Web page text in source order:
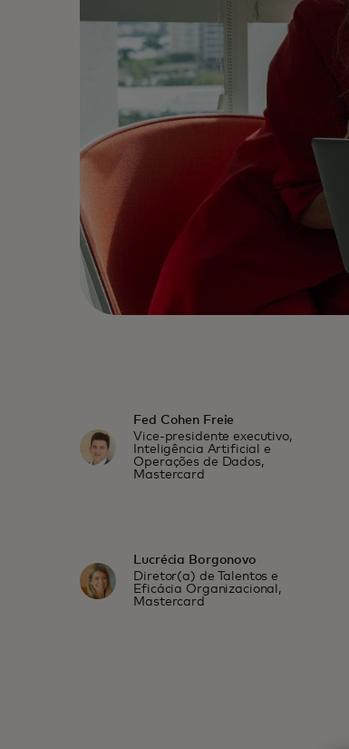
Fed Cohen Freie
Vice-presidente executivo,
Inteligência Artificial e
Operações de Dados,
Mastercard
Lucrécia Borgonovo
Diretor(a) de Talentos e
Eficácia Organizacional,
Mastercard